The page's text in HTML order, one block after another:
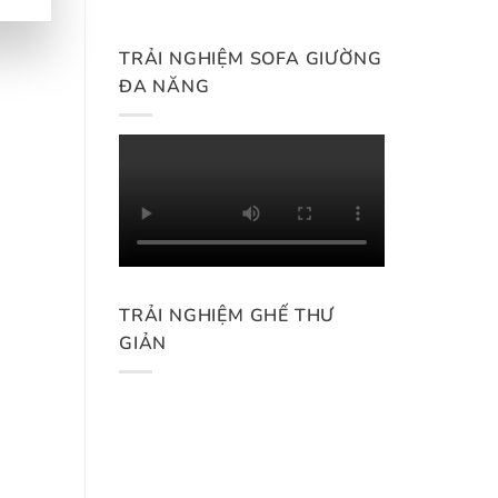
TRẢI NGHIỆM SOFA GIƯỜNG
ĐA NĂNG
TRẢI NGHIỆM GHẾ THƯ
GIẢN